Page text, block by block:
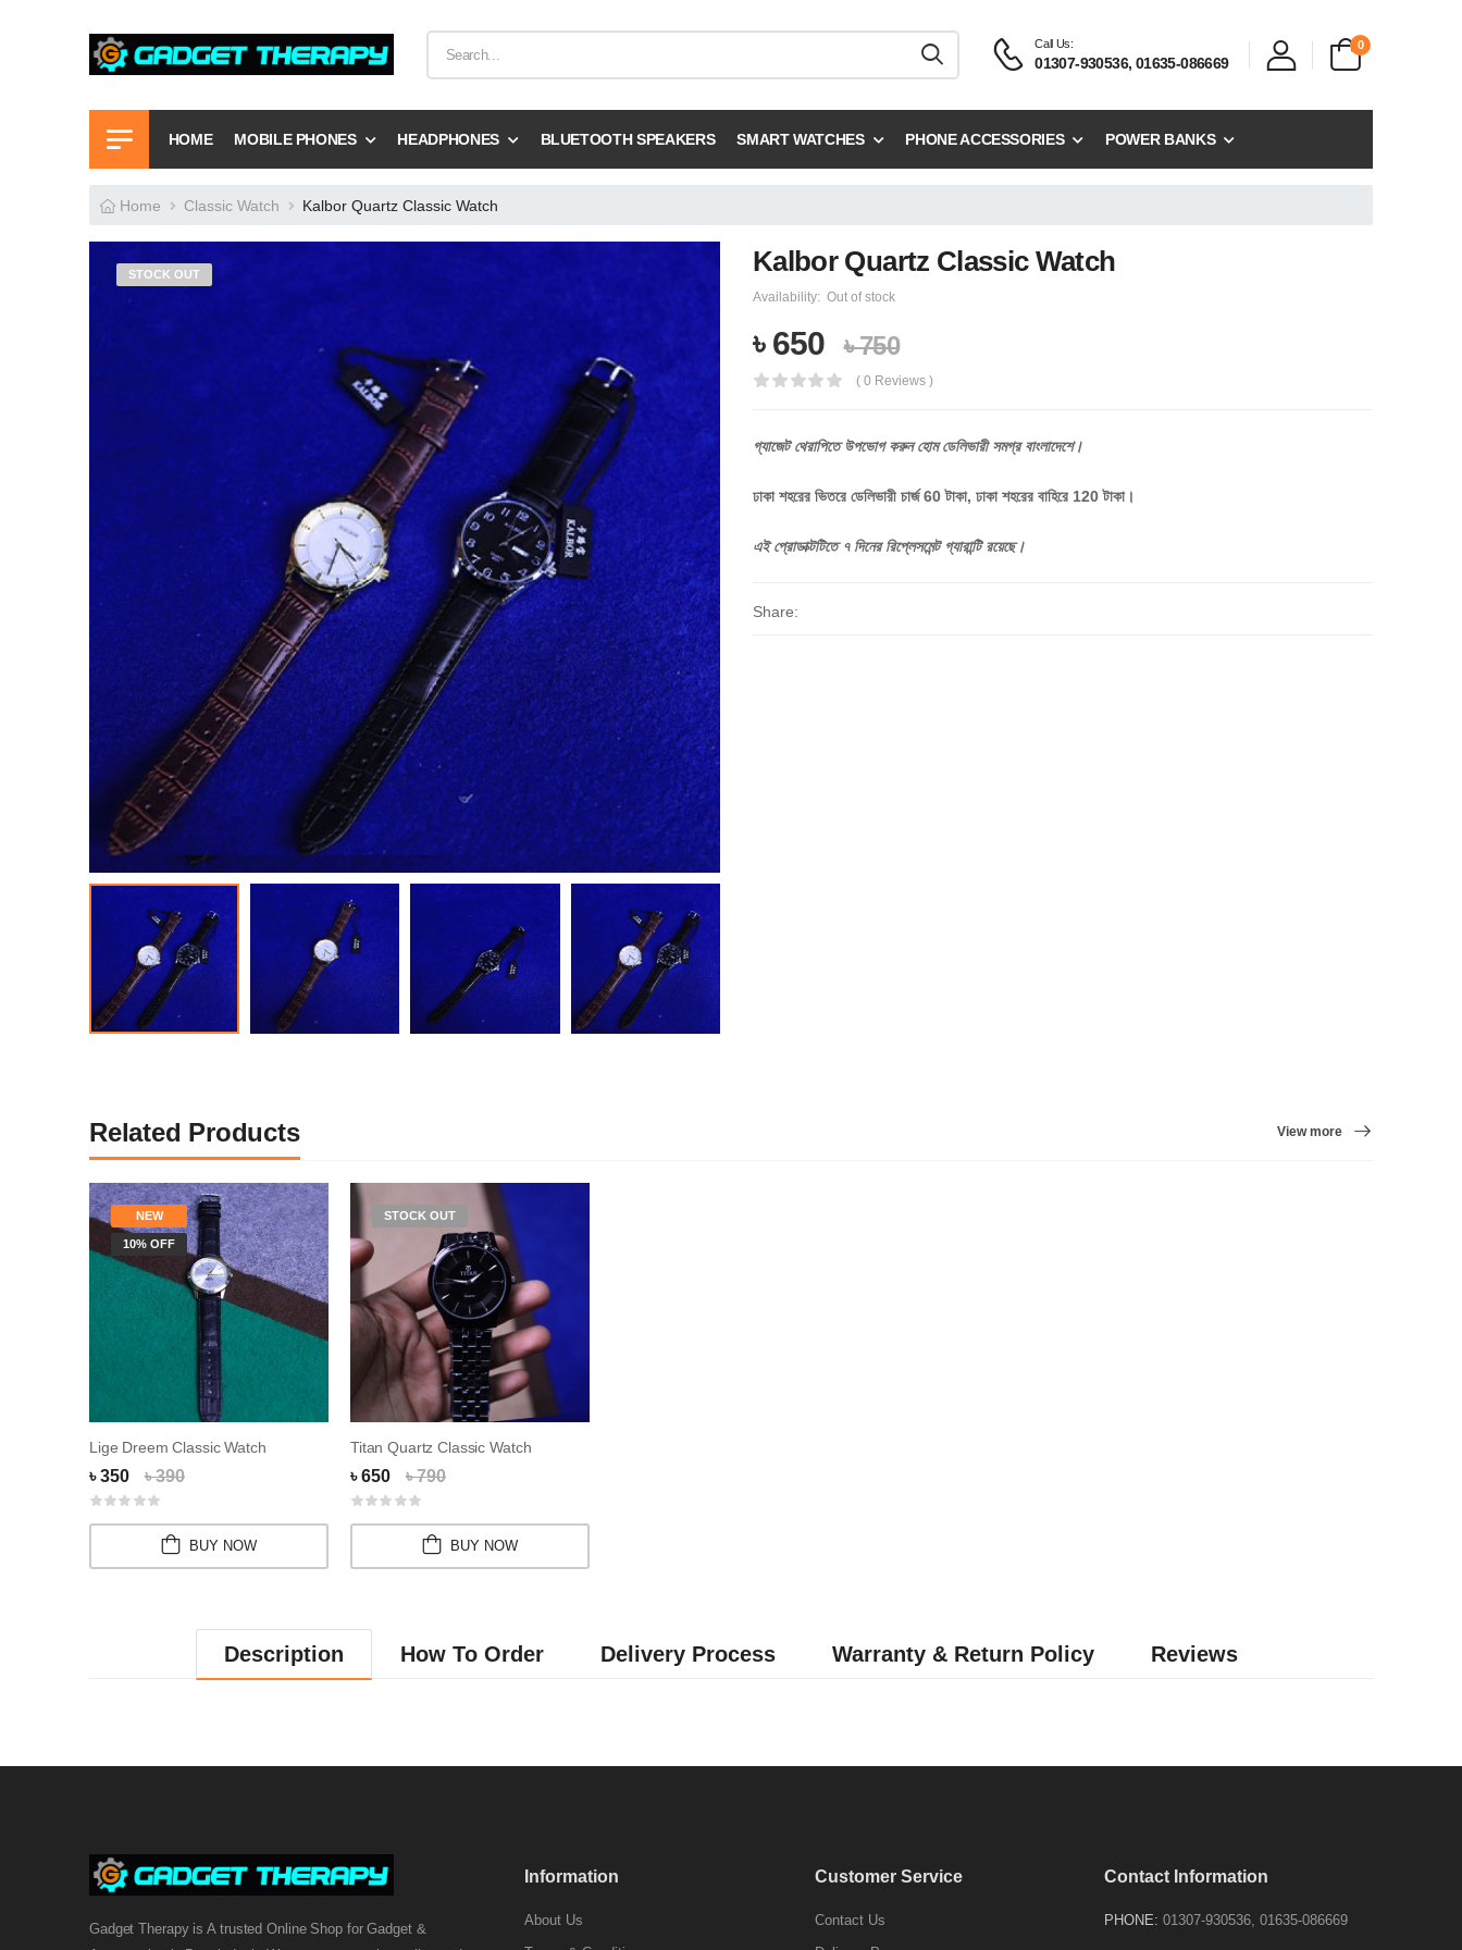
Call Us:
01307-930536, 01635-086669
0
HOME MOBILE PHONES HEADPHONES BLUETOOTH SPEAKERS SMART WATCHES PHONE ACCESSORIES POWER BANKS
Home Classic Watch Kalbor Quartz Classic Watch
STOCK OUT Kalbor Quartz Classic Watch
Availability: Out of stock
৳ 650 ৳ 750
( 0 Reviews )
গ্যাজেট থেরাপিতে উপভোগ করুন হোম ডেলিভারী সমগ্র বাংলাদেশে।
ঢাকা শহরের ভিতরে ডেলিভারী চার্জ 60 টাকা, ঢাকা শহরের বাহিরে 120 টাকা।
এই প্রোডাক্টটিতে ৭ দিনের রিপ্লেসমেন্ট গ্যারান্টি রয়েছে।
Share:
Related Products View more
NEW
10% OFF
Lige Dreem Classic Watch
৳ 350 ৳ 390
BUY NOW
STOCK OUT
Titan Quartz Classic Watch
৳ 650 ৳ 790
BUY NOW
Description How To Order Delivery Process Warranty & Return Policy Reviews
Gadget Therapy is A trusted Online Shop for Gadget &
Information
About Us
Customer Service
Contact Us
Contact Information
PHONE: 01307-930536, 01635-086669